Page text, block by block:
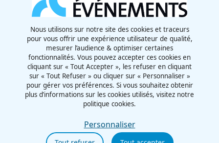
Rue de la Grange aux Bois
57070 - Metz
France
Newsletter
Nous utilisons sur notre site des cookies et traceurs
pour vous offrir une expérience utilisateur de qualité,
mesurer l’audience & optimiser certaines
fonctionnalités. Vous pouvez accepter ces cookies en
cliquant sur « Tout Accepter », les refuser en cliquant
sur « Tout Refuser » ou cliquer sur « Personnaliser »
pour gérer vos préférences. Si vous souhaitez obtenir
plus d’informations sur les cookies utilisés, visitez notre
politique cookies.
Personnaliser